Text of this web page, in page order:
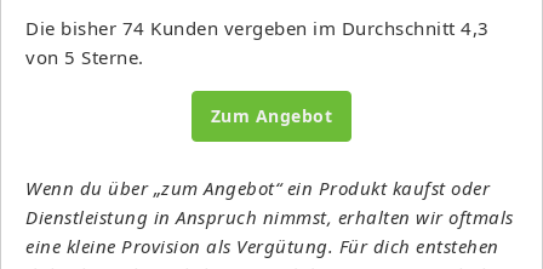
Die bisher 74 Kunden vergeben im Durchschnitt 4,3
von 5 Sterne.
Zum Angebot
Wenn du über „zum Angebot“ ein Produkt kaufst oder
Dienstleistung in Anspruch nimmst, erhalten wir oftmals
eine kleine Provision als Vergütung. Für dich entstehen